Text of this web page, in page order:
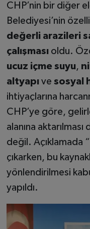
CHP’nin bir diğer
Belediyesi’nin
değerli arazileri
çalışmasıoldu.
ucuz içme suyu,
altyapıve sosyal
ihtiyaçlarına
CHP’ye göre,
alanına
değil. Açıklamada
çıkarken, bu
yönlendirilmesi
yapıldı.